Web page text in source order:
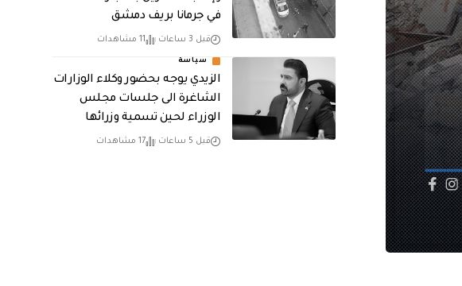
في جرمانا بريف دمشق
قبل 3 ساعات 11 مشاهدات
سياسة
الزيدي يوجه بحضور وكلاء الوزارات
الشاغرة الى جلسات مجلس
الوزراء لحين تسمية وزرائها
قبل 5 ساعات 17 مشاهدات